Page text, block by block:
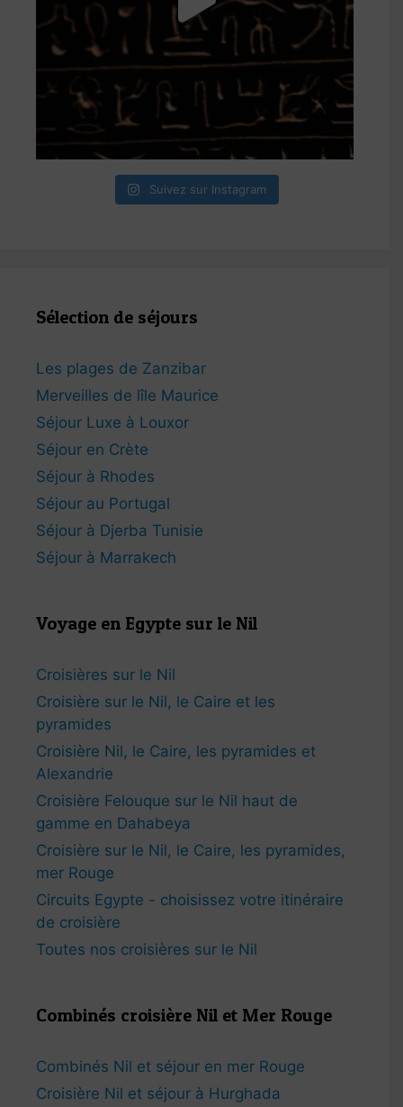
Suivez sur Instagram
Sélection de séjours
Les plages de Zanzibar
Merveilles de lîle Maurice
Séjour Luxe à Louxor
Séjour en Crète
Séjour à Rhodes
Séjour au Portugal
Séjour à Djerba Tunisie
Séjour à Marrakech
Voyage en Egypte sur le Nil
Croisières sur le Nil
Croisière sur le Nil, le Caire et les
pyramides
Croisière Nil, le Caire, les pyramides et
Alexandrie
Croisière Felouque sur le Nil haut de
gamme en Dahabeya
Croisière sur le Nil, le Caire, les pyramides,
mer Rouge
Circuits Egypte - choisissez votre itinéraire
de croisière
Toutes nos croisières sur le Nil
Combinés croisière Nil et Mer Rouge
Combinés Nil et séjour en mer Rouge
Croisière Nil et séjour à Hurghada